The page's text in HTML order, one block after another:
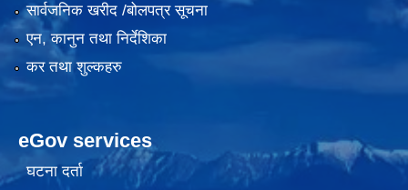
सार्वजनिक खरीद /बोलपत्र सूचना
एन, कानुन तथा निर्देशिका
कर तथा शुल्कहरु
eGov services
घटना दर्ता